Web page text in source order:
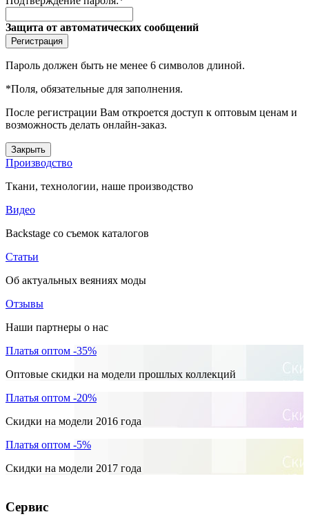
Защита от автоматических сообщений
Пароль должен быть не менее 6 символов длиной.
*Поля, обязательные для заполнения.
После регистрации Вам откроется доступ к оптовым ценам и
возможность делать онлайн-заказ.
Закрыть
Производство
Ткани, технологии, наше производство
Видео
Backstage со съемок каталогов
Статьи
Об актуальных веяниях моды
Отзывы
Наши партнеры о нас
Платья оптом -35%
Оптовые скидки на модели прошлых коллекций
Платья оптом -20%
Скидки на модели 2016 года
Платья оптом -5%
Скидки на модели 2017 года
Сервис